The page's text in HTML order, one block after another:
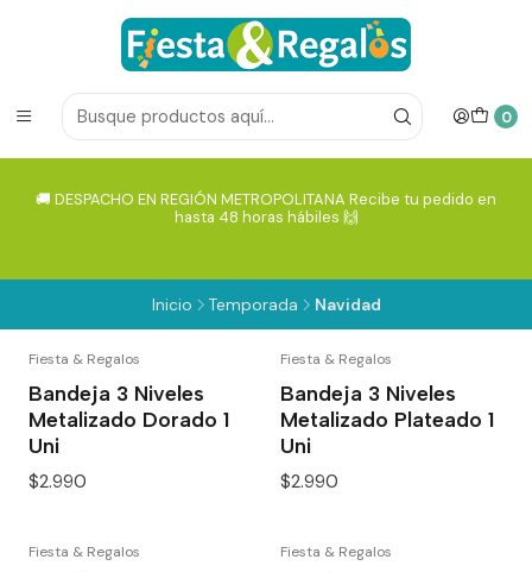
0
🚚 DESPACHO EN REGIÓN METROPOLITANA Recibe tu pedido en
hasta 48 horas hábiles 🙌
Inicio Temporada Navidad
Fiesta & Regalos
Bandeja 3 Niveles
Metalizado Dorado 1
Uni
$2.990
Fiesta & Regalos
Bandeja 3 Niveles
Metalizado Plateado 1
Uni
$2.990
Fiesta & Regalos Fiesta & Regalos